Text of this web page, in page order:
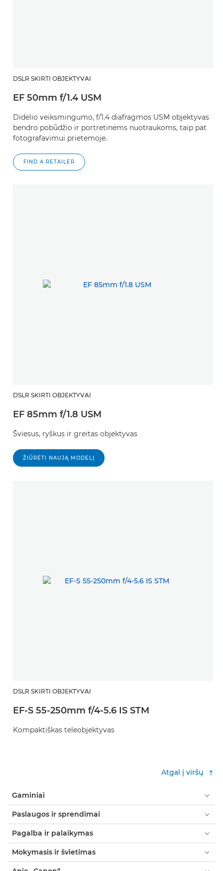
DSLR SKIRTI OBJEKTYVAI
EF 50mm f/1.4 USM
Didelio veiksmingumo, f/1.4 diafragmos USM objektyvas
bendro pobūdžio ir portretinėms nuotraukoms, taip pat
fotografavimui prietemoje.
FIND A RETAILER
DSLR SKIRTI OBJEKTYVAI
EF 85mm f/1.8 USM
Šviesus, ryškus ir greitas objektyvas
ŽIŪRĖTI NAUJĄ MODELĮ
DSLR SKIRTI OBJEKTYVAI
EF-S 55-250mm f/4-5.6 IS STM
Kompaktiškas teleobjektyvas
Atgal į viršų
Gaminiai
Paslaugos ir sprendimai
Pagalba ir palaikymas
Mokymasis ir švietimas